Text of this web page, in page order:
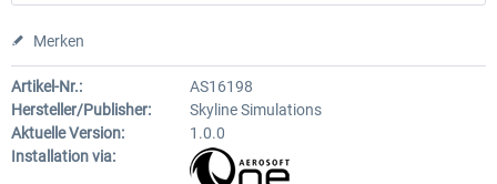
Merken
Artikel-Nr.:
AS16198
Hersteller/Publisher:
Skyline Simulations
Aktuelle Version:
1.0.0
Installation via: